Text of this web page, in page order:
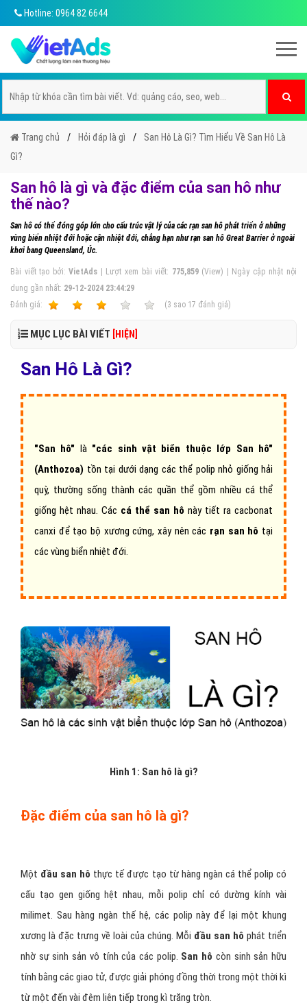
Hotline: 0964 82 6644
Trang chủ Hỏi đáp là gì
San Hô Là Gì? Tìm Hiểu Về San Hô Là
Gì?
San hô là gì và đặc điểm của san hô như
thế nào?
San hô có thể đóng góp lớn cho cấu trúc vật lý của các rạn san hô phát triển ở những
vùng biển nhiệt đới hoặc cận nhiệt đới, chẳng hạn như rạn san hô Great Barrier ở ngoài
khơi bang Queensland, Úc.
Bài viết tạo bởi:VietAds | Lượt xem bài viết: 775,859(View) | Ngày cập nhật nội
dung gần nhất: 29-12-2024 23:44:29
Ðánh giá:
(3 sao 17 đánh giá)
MỤC LỤC BÀI VIẾT [HIỆN]
San Hô Là Gì?
"San hô" là "các sinh vật biển thuộc lớp San hô"
(Anthozoa) tồn tại dưới dạng các thể polip nhỏ giống hải
quỳ, thường sống thành các quần thể gồm nhiều cá thể
giống hệt nhau. Các cá thể san hô này tiết ra cacbonat
canxi để tạo bộ xương cứng, xây nên các rạn san hô tại
các vùng biển nhiệt đới.
Hình 1: San hô là gì?
Đặc điểm của san hô là gì?
Một đầu san hô thực tế được tạo từ hàng ngàn cá thể polip có
cấu tạo gen giống hệt nhau, mỗi polip chỉ có dường kính vài
milimet. Sau hàng ngàn thế hệ, các polip này để lại một khung
xương là đặc trưng về loài của chúng. Mỗi đầu san hô phát triển
nhờ sự sinh sản vô tính của các polip. San hô còn sinh sản hữu
tính bằng các giao tử, được giải phóng đồng thời trong một thời kì
từ một đến vài đêm liên tiếp trong kì trăng tròn.